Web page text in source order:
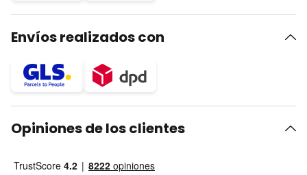
Envíos realizados con
Opiniones de los clientes